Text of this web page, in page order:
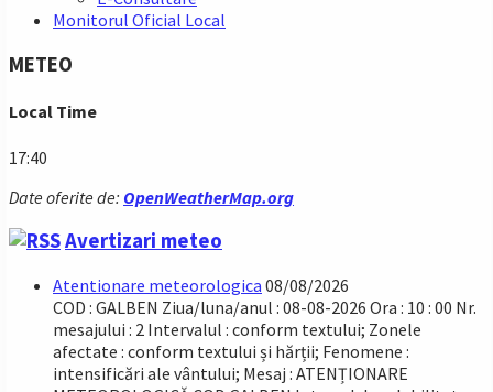
Monitorul Oficial Local
METEO
Local Time
17:40
Date oferite de: OpenWeatherMap.org
Avertizari meteo
Atentionare meteorologica 08/08/2026
COD : GALBEN Ziua/luna/anul : 08-08-2026 Ora : 10 : 00 Nr.
mesajului : 2 Intervalul : conform textului; Zonele
afectate : conform textului și hărții; Fenomene :
intensificări ale vântului; Mesaj : ATENȚIONARE